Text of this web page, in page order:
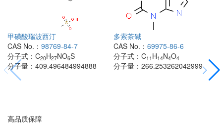
甲磺酸瑞波西汀
CAS No.： 98769-84-7
分子式： C20H27NO6S
分子量： 409.496484994888
多索茶碱
CAS No.： 69975-86-6
分子式： C11 H14N4O4
分子量： 266.253262042999
高品质保障